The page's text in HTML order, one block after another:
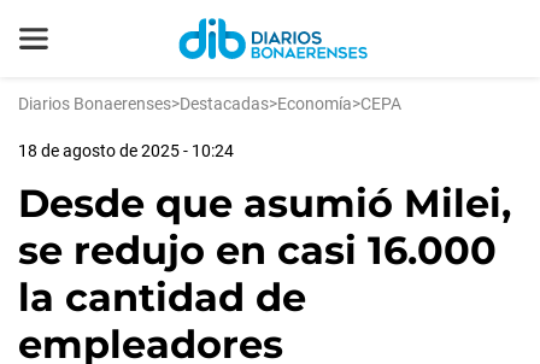
Diarios Bonaerenses>Destacadas>Economía>CEPA
18 de agosto de 2025 - 10:24
Desde que asumió Milei,
se redujo en casi 16.000
la cantidad de
empleadores